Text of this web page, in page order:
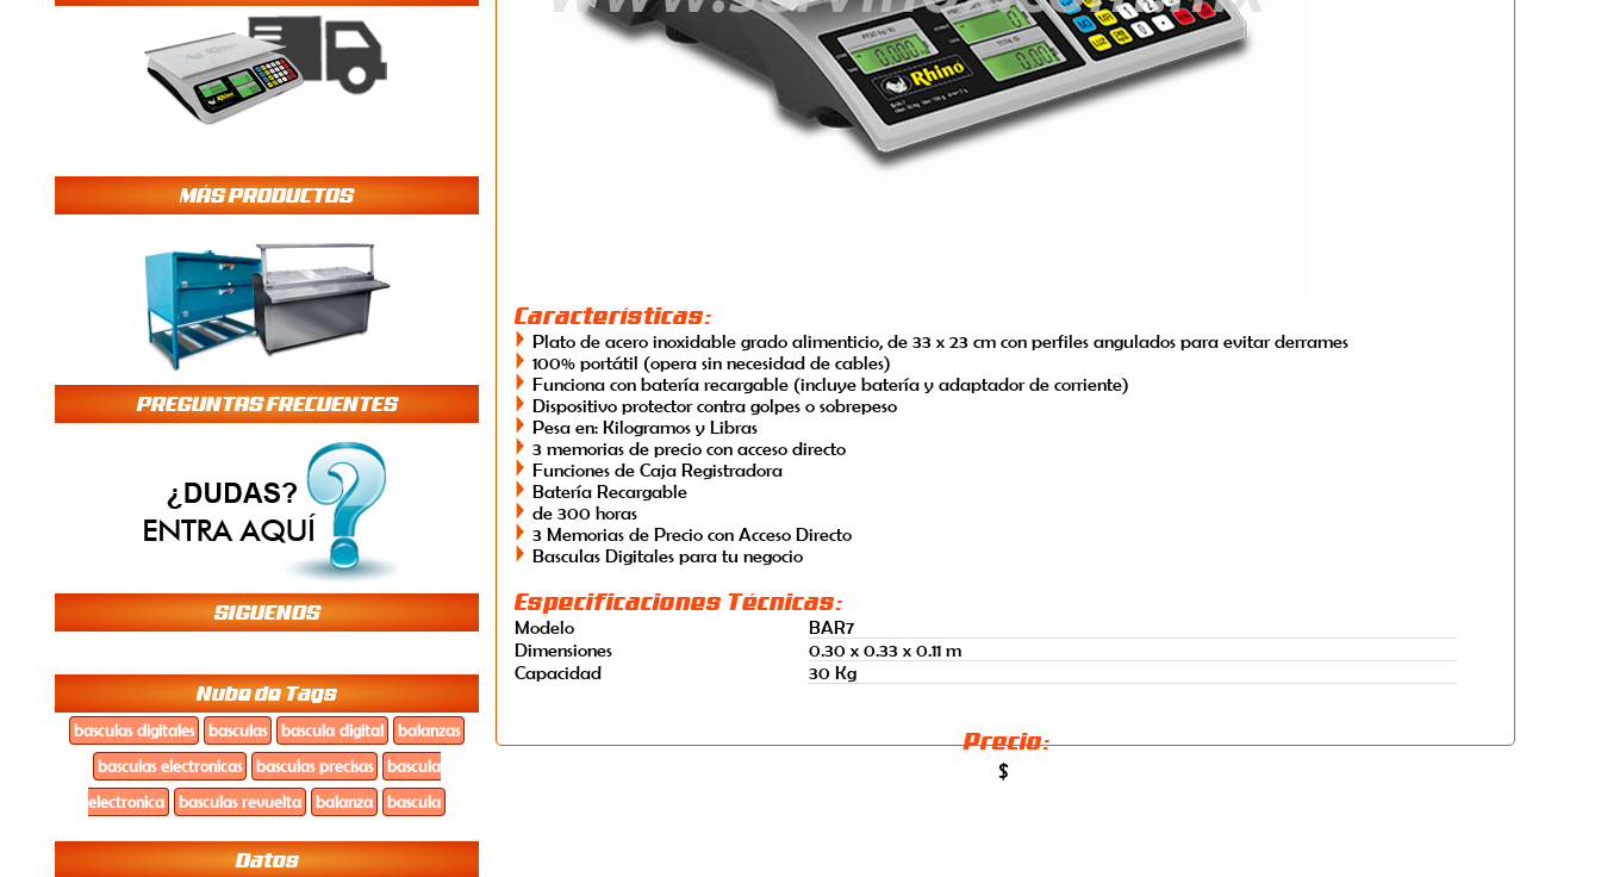
MÁS PRODUCTOS
PREGUNTAS FRECUENTES
SIGUENOS
Nube de Tags
basculas digitales basculas bascula digital
balanzas
basculas electronicas
basculas precisas
bascula
electronica
basculas revuelta balanza bascula
Datos
Características:
Plato de acero inoxidable grado alimenticio, de 33 x 23 cm con perfiles angulados para evitar derrames
100% portátil (opera sin necesidad de cables)
Funciona con batería recargable (incluye batería y adaptador de corriente)
Dispositivo protector contra golpes o sobrepeso
Pesa en: Kilogramos y Libras
3 memorias de precio con acceso directo
Funciones de Caja Registradora
Batería Recargable
de 300 horas
3 Memorias de Precio con Acceso Directo
Basculas Digitales para tu negocio
Especificaciones Técnicas:
Modelo
BAR7
Dimensiones
0.30 x 0.33 x 0.11 m
Capacidad
30 Kg
Precio:
$